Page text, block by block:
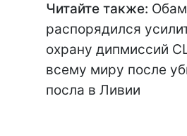
Читайте также:
распорядился
охрану дипмиссий
всему миру после
посла в Ливии